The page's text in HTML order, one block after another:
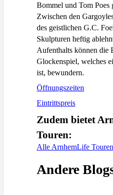
Bommel und Tom Poes
Zwischen den
des geistlichen G.C.
Skulpturen heftig
Aufenthalts können die
Glockenspiel, welches
ist, bewundern.
Öffnungszeiten
Eintrittspreis
Zudem bietet
Touren:
Alle ArnhemLife
Andere